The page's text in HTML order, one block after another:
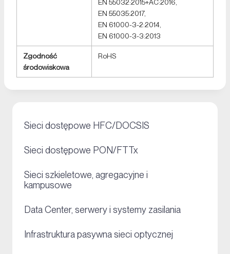
EN 55032:2015+AC:2016,
EN 55035:2017,
EN 61000-3-2:2014,
EN 61000-3-3:2013
Zgodność
środowiskowa
RoHS
Sieci dostępowe HFC/DOCSIS
Sieci dostępowe PON/FTTx
Sieci szkieletowe, agregacyjne i
kampusowe
Data Center, serwery i systemy zasilania
Infrastruktura pasywna sieci optycznej